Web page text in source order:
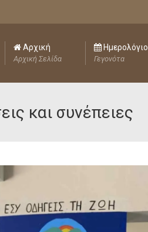
Αρχική
Αρχική Σελίδα
Ημερολόγιο
Γεγονότα
και συνέπειες